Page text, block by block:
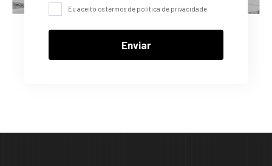
Eu aceito os termos de politica de privacidade